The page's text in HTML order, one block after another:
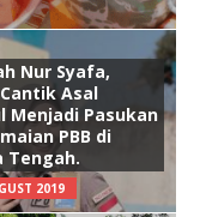
Nur Syafa,
Asal
Menjadi Pasukan
PBB di
Tengah.
2019